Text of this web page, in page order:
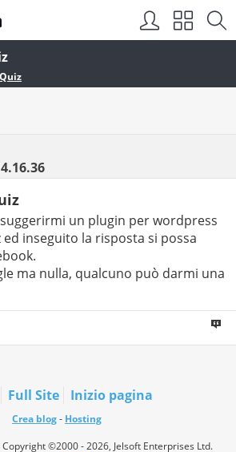
un plugin per wordpress
inseguito la risposta si possa
ma nulla, qualcuno può darmi una
Full Site Inizio pagina
Crea blog- Hosting
©2000 - 2026, Jelsoft Enterprises Ltd.